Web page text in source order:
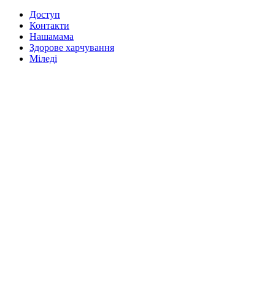
Доступ
Контакти
Нашамама
Здорове харчування
Міледі